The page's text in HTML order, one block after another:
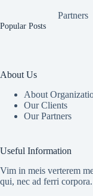
Partners
Popular Posts
About Us
About
Our Clients
Our Partners
Useful Information
Vim in meis verterem
qui, nec ad ferri corpora.